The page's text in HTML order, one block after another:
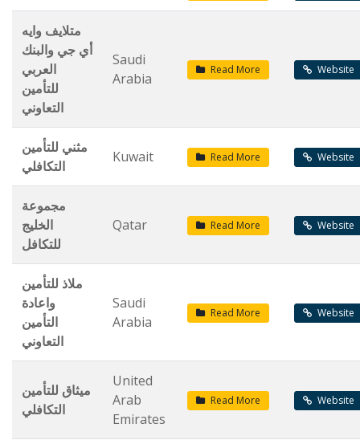
متلايف وايه
أي جي والبنك
العربي
للتأمين
التعاوني
Saudi
Arabia
Read More Website
مثني للتأمين
التكافلي
Kuwait Read More Website
مجموعة
الخليج
للتكافل
Qatar Read More Website
ملاذ للتأمين
واعادة
التأمين
التعاوني
Saudi
Arabia
Read More Website
ميثاق للتأمين
التكافلي
United
Arab
Emirates
Read More Website